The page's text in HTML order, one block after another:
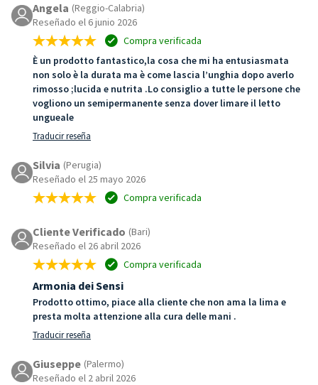
Angela (Reggio-Calabria)
Reseñado el 6 junio 2026
Compra verificada
È un prodotto fantastico,la cosa che mi ha entusiasmata
non solo è la durata ma è come lascia l’unghia dopo averlo
rimosso ;lucida e nutrita .Lo consiglio a tutte le persone che
vogliono un semipermanente senza dover limare il letto
ungueale
Traducir reseña
Silvia (Perugia)
Reseñado el 25 mayo 2026
Compra verificada
Cliente Verificado (Bari)
Reseñado el 26 abril 2026
Compra verificada
Armonia dei Sensi
Prodotto ottimo, piace alla cliente che non ama la lima e
presta molta attenzione alla cura delle mani .
Traducir reseña
Giuseppe (Palermo)
Reseñado el 2 abril 2026